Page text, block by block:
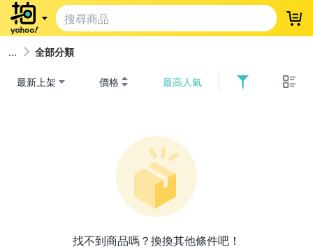
登
全部分類
最新上架 價格 最高人氣
找不到商品嗎？換換其他條件吧！